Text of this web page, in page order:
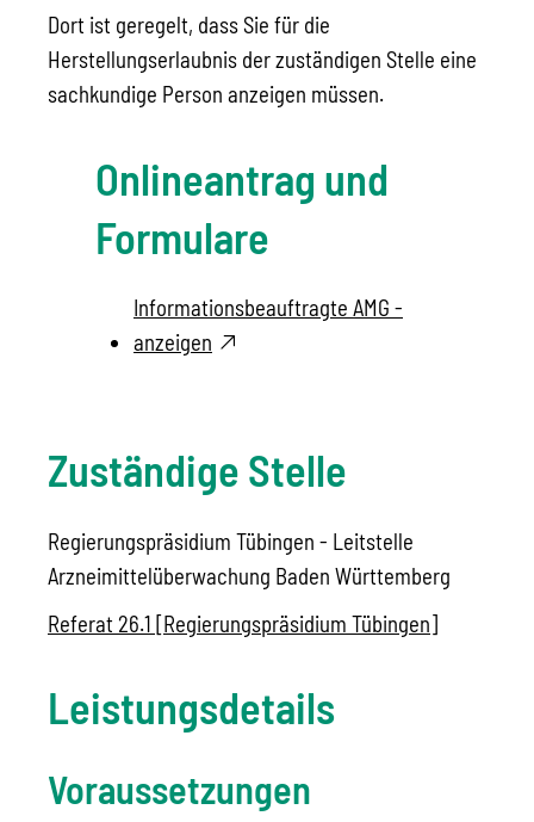
Dort ist geregelt, dass Sie für die
Herstellungserlaubnis der zuständigen Stelle eine
sachkundige Person anzeigen müssen.
Onlineantrag und
Formulare
Informationsbeauftragte AMG -
anzeigen
Zuständige Stelle
Regierungspräsidium Tübingen - Leitstelle
Arzneimittelüberwachung Baden Württemberg
Referat 26.1 [Regierungspräsidium Tübingen]
Leistungsdetails
Voraussetzungen